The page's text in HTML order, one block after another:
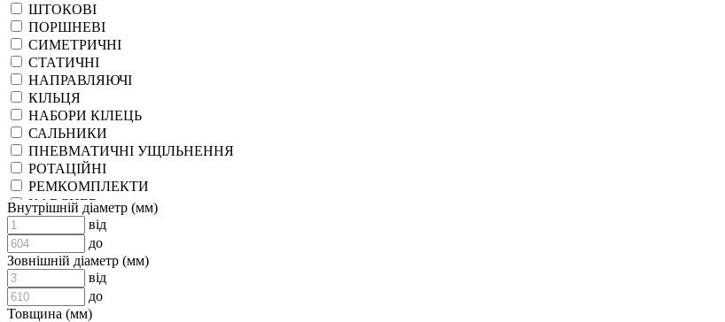
ШТОКОВІ
ПОРШНЕВІ
СИМЕТРИЧНІ
СТАТИЧНІ
НАПРАВЛЯЮЧІ
КІЛЬЦЯ
НАБОРИ КІЛЕЦЬ
САЛЬНИКИ
ПНЕВМАТИЧНІ УЩІЛЬНЕННЯ
РОТАЦІЙНІ
РЕМКОМПЛЕКТИ
KARCHER
EPDM
СПЕЦІАЛЬНІ
ВСТАВКИ МУФТ (ЗІРОЧКИ)
ГІДРАВЛІКА
Внутрішній діаметр (мм)
від
до
Зовнішній діаметр (мм)
від
до
Товщина (мм)